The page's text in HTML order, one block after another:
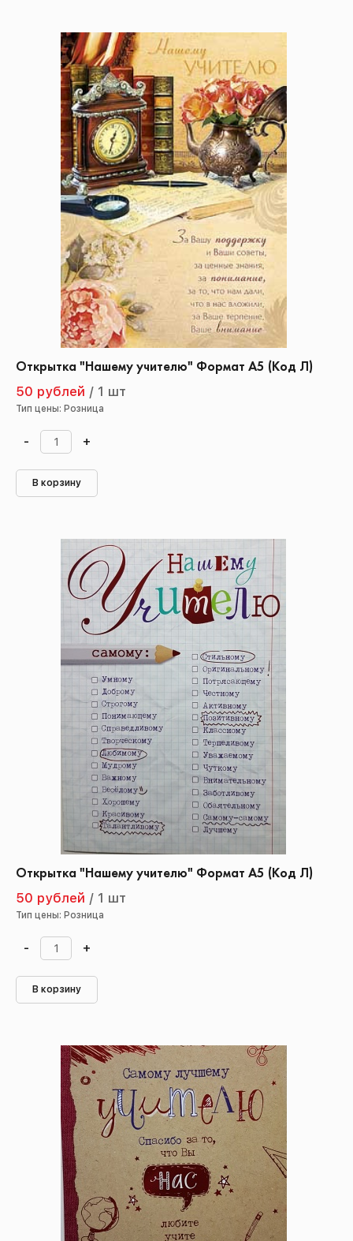
Открытка "Нашему учителю" Формат А5 (Код Л)
50 рублей / 1 шт
Тип цены: Розница
- +
В корзину
Открытка "Нашему учителю" Формат А5 (Код Л)
50 рублей / 1 шт
Тип цены: Розница
- +
В корзину